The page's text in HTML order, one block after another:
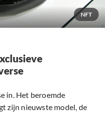
NFT
in. Het beroemde
zijn nieuwste model, de